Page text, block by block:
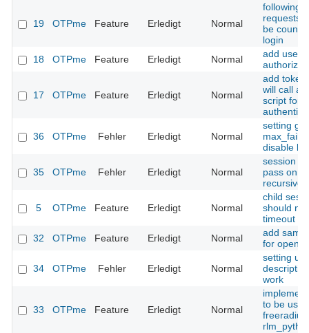
19 OTPme Feature Erledigt Normal
following
requests
be
login
18
OTPme Feature Erledigt Normal
add user
17 OTPme Feature Erledigt Normal
add token
will call
script for
36 OTPme Fehler Erledigt Normal
setting
max_fail
disable
35 OTPme Fehler Erledigt Normal
session
pass on
recursive
5 OTPme Feature Erledigt Normal
child
should
timeout
32
OTPme Feature Erledigt Normal
add
for
34 OTPme Fehler Erledigt Normal
setting
work
33 OTPme Feature Erledigt Normal
to be
freeradius